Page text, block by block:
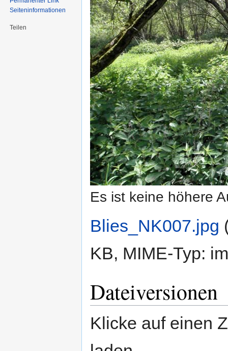
Es ist keine höhere
Blies_NK007.jpg
KB, MIME-Typ:
Dateiversionen
Klicke auf einen
Seiten­informationen
Teilen